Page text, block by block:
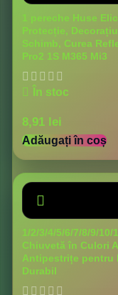
1 pereche Huse
Protecție,
Schimb, Curea
Pro2 1S M365 Mi3
În stoc
8,91 lei
Adăugați în coș
1/2/3/4/5/6/7/8/9/
Chiuvetă în Culori
Antipestrițe pentru
Durabil